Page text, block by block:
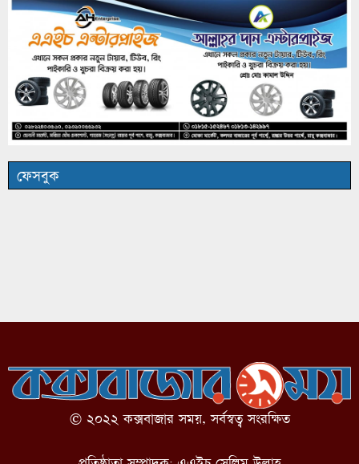
ফেসবুক
© ২০২২ কক্সবাজার সময়, সর্বস্বত্ব সংরক্ষিত